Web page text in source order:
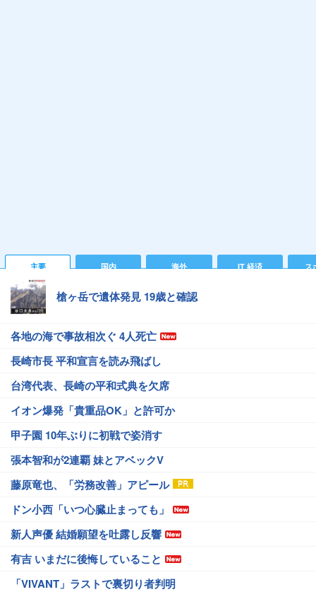
主要 国内 海外 IT 経済 ス
槍ヶ岳で遺体発見 19歳と確認
各地の海で事故相次ぐ 4人死亡
長崎市長 平和宣言を読み飛ばし
台湾代表、長崎の平和式典を欠席
イオン爆発「貴重品OK」と許可か
甲子園 10年ぶりに初戦で姿消す
張本智和が2連覇 妹とアベックV
藤原竜也、「労務改善」アピール
ドン小西「いつ心臓止まっても」
新人声優 結婚願望を吐露し反響
有吉 いまだに後悔していること
「VIVANT」ラストで裏切り者判明